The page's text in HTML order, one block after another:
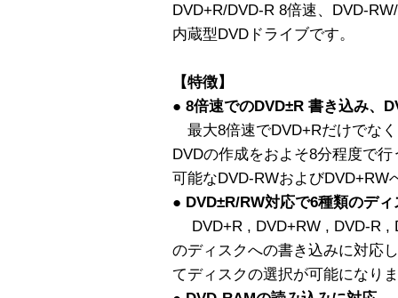
DVD+R/DVD-R 8倍速、DVD-
内蔵型DVDドライブです。
【特徴】
● 8倍速でのDVD±R 書き込み、
最大8倍速でDVD+Rだけでな
DVDの作成をおよそ8分程度で
可能なDVD-RWおよびDVD+RW
● DVD±R/RW対応で6種類のデ
DVD+R , DVD+RW , DVD-R ,
のディスクへの書き込みに対応
てディスクの選択が可能になり